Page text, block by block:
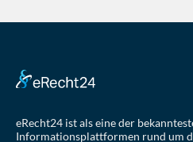
eRecht24 ist als eine der
Informationsplattformen rund um